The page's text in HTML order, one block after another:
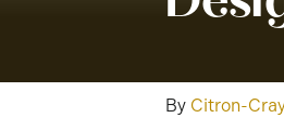
By Citron-